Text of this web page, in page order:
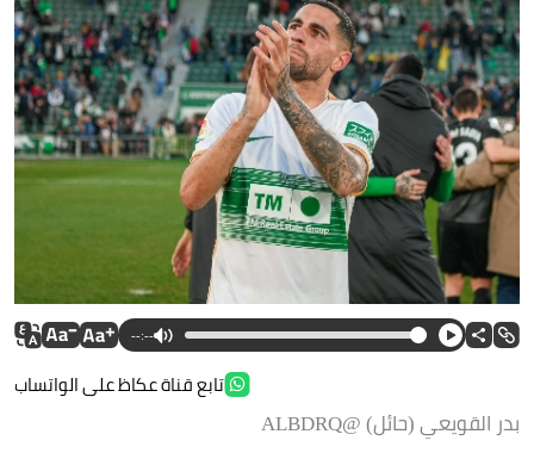
--:--
تابع قناة عكاظ على الواتساب
بدر القويعي (حائل) @ALBDRQ